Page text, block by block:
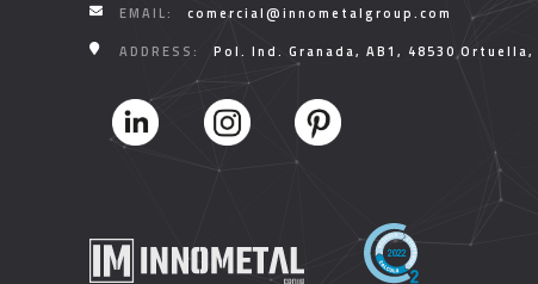
EMAIL:
comercial@innometalgroup.com
ADDRESS:
Pol. Ind. Granada, AB1, 48530 Ortuella,